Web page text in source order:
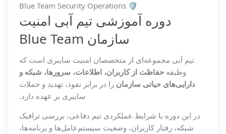
🛡️ Blue Team Security Operations
دوره آموزشی تیم آبی امنیت
سازمان Blue Team
تیم آبی مجموعه‌ای از متخصصان امنیت سایبری است که
وظیفهحفاظت از کاربران، اطلاعات، سرورها، شبکه و
دارایی‌های حیاتی سازمان را در برابر نفوذ، تهدید و حملات
سایبری بر عهده دارد.
در این دوره با شرایط عملکردی تیم دفاعی، بررسی ترافیک
شبکه، رفتار کاربران، وضعیت سیستم‌عامل‌ها و برنامه‌ها،